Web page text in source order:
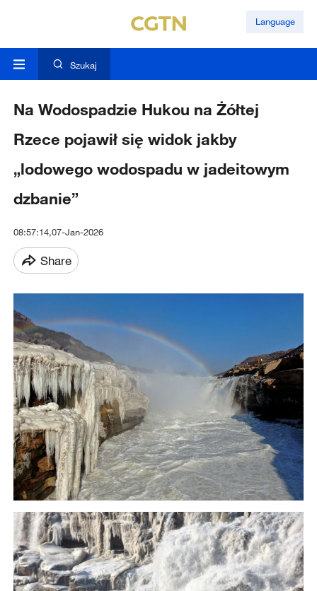
Language
Szukaj
Na Wodospadzie Hukou na Żółtej
Rzece pojawił się widok jakby
„lodowego wodospadu w jadeitowym
dzbanie”
08:57:14,07-Jan-2026
Share